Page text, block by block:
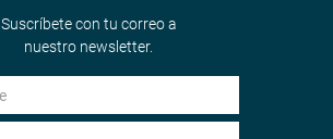
Suscríbete con tu correo a
nuestro newsletter.